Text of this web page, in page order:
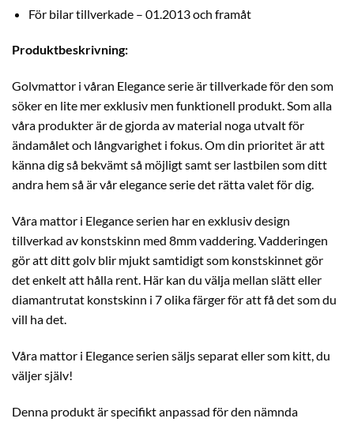
För bilar tillverkade – 01.2013 och framåt
Produktbeskrivning:
Golvmattor i våran Elegance serie är tillverkade för den som
söker en lite mer exklusiv men funktionell produkt. Som alla
våra produkter är de gjorda av material noga utvalt för
ändamålet och långvarighet i fokus. Om din prioritet är att
känna dig så bekvämt så möjligt samt ser lastbilen som ditt
andra hem så är vår elegance serie det rätta valet för dig.
Våra mattor i Elegance serien har en exklusiv design
tillverkad av konstskinn med 8mm vaddering. Vadderingen
gör att ditt golv blir mjukt samtidigt som konstskinnet gör
det enkelt att hålla rent. Här kan du välja mellan slätt eller
diamantrutat konstskinn i 7 olika färger för att få det som du
vill ha det.
Våra mattor i Elegance serien säljs separat eller som kitt, du
väljer själv!
Denna produkt är specifikt anpassad för den nämnda